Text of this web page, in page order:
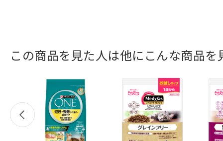
この商品を見た人は他にこんな商品を